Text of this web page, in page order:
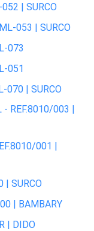
| SURCO
053 | SURCO
073
051
070 | SURCO
- REF.8010/003 |
001 |
| SURCO
| BAMBARY
| DIDO